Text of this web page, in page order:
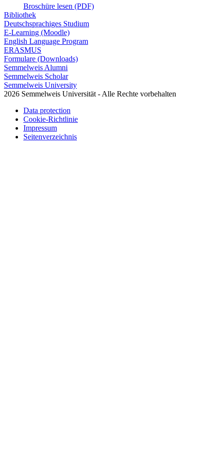
Broschüre lesen (PDF)
Bibliothek
Deutschsprachiges Studium
E-Learning (Moodle)
English Language Program
ERASMUS
Formulare (Downloads)
Semmelweis Alumni
Semmelweis Scholar
Semmelweis University
2026 Semmelweis Universität - Alle Rechte vorbehalten
Data protection
Cookie-Richtlinie
Impressum
Seitenverzeichnis